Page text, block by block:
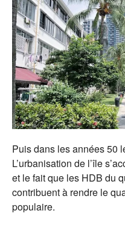
Puis dans les années 50
L’urbanisation de l’île
et le fait que les HDB du
contribuent à rendre le
populaire.